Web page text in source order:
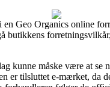
Geo Organics online
butikkens
kunne måske være at se
er tilsluttet e-mærket, da